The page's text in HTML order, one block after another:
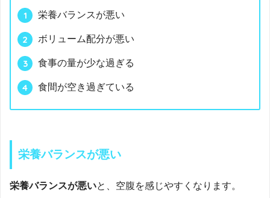
栄養バランスが悪い
ボリューム配分が悪い
食事の量が少な過ぎる
食間が空き過ぎている
栄養バランスが悪い
栄養バランスが悪いと、空腹を感じやすくなります。